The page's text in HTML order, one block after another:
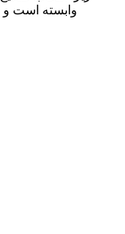
وابسته است و